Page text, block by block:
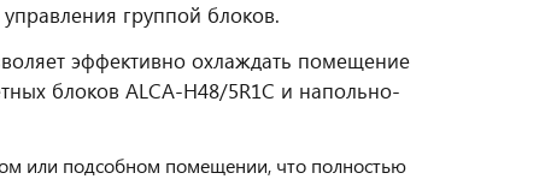
группой блоков.
эффективно охлаждать помещение
блоков ALCA-H48/5R1C и напольно-
или подсобном помещении, что полностью